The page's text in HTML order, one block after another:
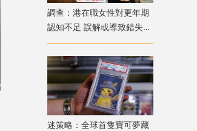
調查：港在職女性對更年期
認知不足 誤解或導致錯失
「黃金預防期」
迷策略：全球首隻寶可夢藏